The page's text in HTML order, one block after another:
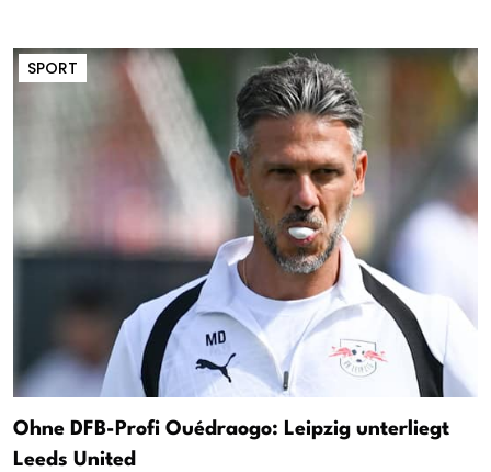
SPORT
Ohne DFB-Profi Ouédraogo: Leipzig unterliegt
Leeds United